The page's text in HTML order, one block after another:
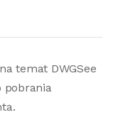
temat DWGSee
pobrania